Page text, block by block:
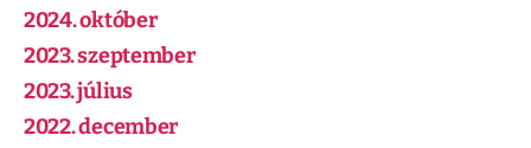
2024. október
2023. szeptember
2023. július
2022. december